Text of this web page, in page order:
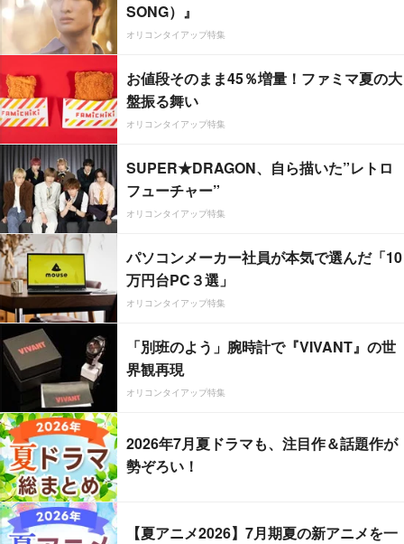
SONG）』
オリコンタイアップ特集
お値段そのまま45％増量！ファミマ夏の大
盤振る舞い
オリコンタイアップ特集
SUPER★DRAGON、自ら描いた”レトロ
フューチャー”
オリコンタイアップ特集
パソコンメーカー社員が本気で選んだ「10
万円台PC３選」
オリコンタイアップ特集
「別班のよう」腕時計で『VIVANT』の世
界観再現
オリコンタイアップ特集
2026年7月夏ドラマも、注目作＆話題作が
勢ぞろい！
【夏アニメ2026】7月期夏の新アニメを一